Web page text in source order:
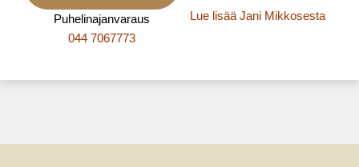
Puhelinajanvaraus
044 7067773
Lue lisää Jani Mikkosesta